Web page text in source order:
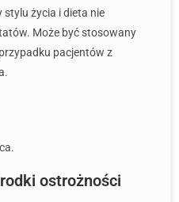
stylu życia i dieta nie
Może być stosowany
pacjentów z
ostrożności